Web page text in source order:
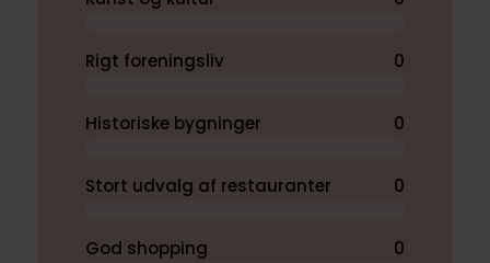
Rigt foreningsliv 0
Historiske bygninger 0
Stort udvalg af restauranter 0
God shopping 0